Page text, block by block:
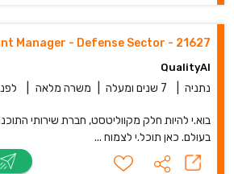
21627 - Account Manager - Defense Sector
QualityAI
נתניה 7 שנים ומעלה משרה מלאה לפני 19
בעולם. כאן תוכל.י לצמוח ...